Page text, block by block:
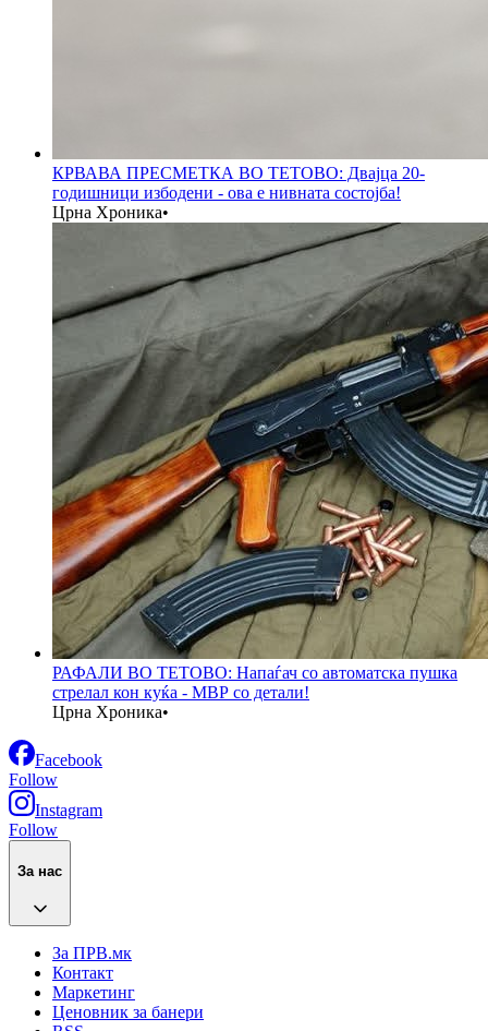
КРВАВА ПРЕСМЕТКА ВО ТЕТОВО: Двајца 20-
годишници избодени - ова е нивната состојба!
Црна Хроника•
РАФАЛИ ВО ТЕТОВО: Напаѓач со автоматска пушка
стрелал кон куќа - МВР со детали!
Црна Хроника•
Facebook
Follow
Instagram
Follow
За нас
За ПРВ.мк
Контакт
Маркетинг
Ценовник за банери